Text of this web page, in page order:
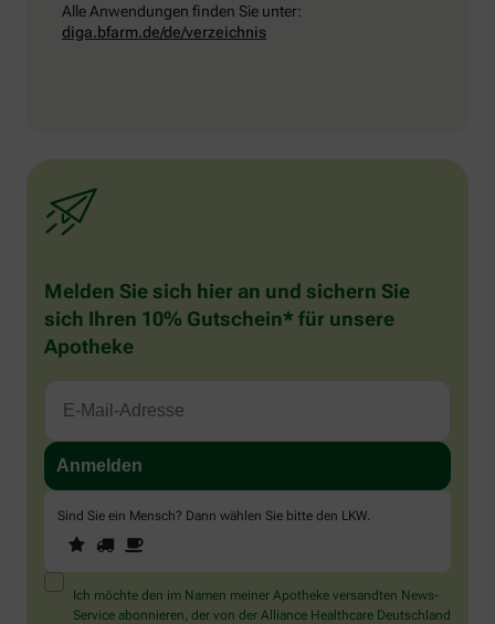
Alle Anwendungen finden Sie unter:
diga.bfarm.de/de/verzeichnis
Melden Sie sich hier an und sichern Sie
sich Ihren 10% Gutschein* für unsere
Apotheke
Sind Sie ein Mensch? Dann wählen Sie bitte den LKW
Sind
Sie
ein
Mensch?
Dann
1 2
Ich möchte den im Namen meiner Apotheke versandten News-
Service abonnieren, der von der Alliance Healthcare Deutschland